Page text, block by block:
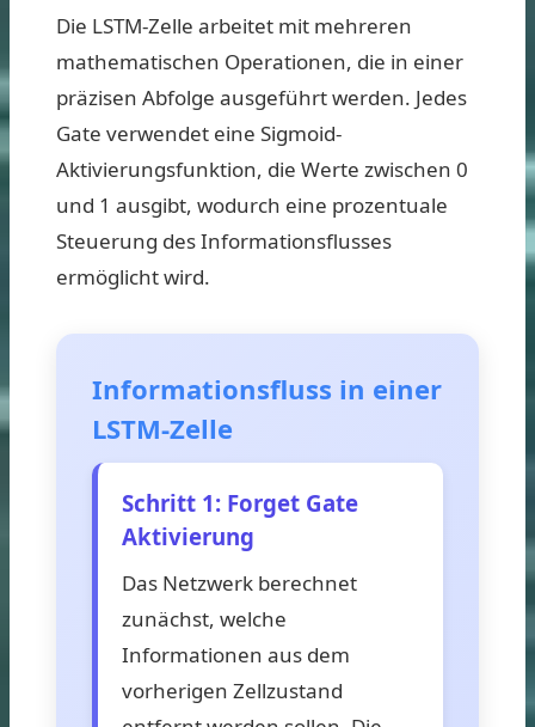
Die LSTM-Zelle arbeitet mit mehreren
mathematischen Operationen, die in einer
präzisen Abfolge ausgeführt werden. Jedes
Gate verwendet eine Sigmoid-
Aktivierungsfunktion, die Werte zwischen 0
und 1 ausgibt, wodurch eine prozentuale
Steuerung des Informationsflusses
ermöglicht wird.
Informationsfluss in einer
LSTM-Zelle
Schritt 1: Forget Gate
Aktivierung
Das Netzwerk berechnet
zunächst, welche
Informationen aus dem
vorherigen Zellzustand